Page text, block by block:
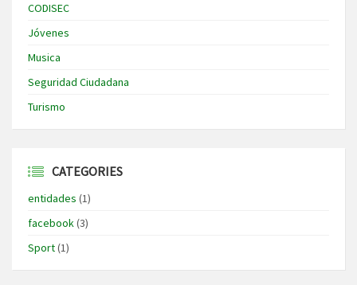
CODISEC
Jóvenes
Musica
Seguridad Ciudadana
Turismo
CATEGORIES
entidades (1)
facebook(3)
Sport(1)